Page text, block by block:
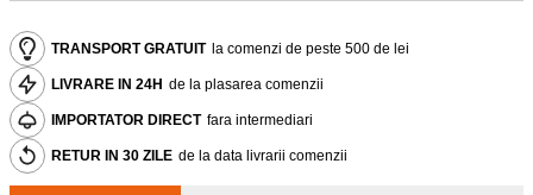
TRANSPORT GRATUIT la comenzi de peste 500 de lei
LIVRARE IN 24H de la plasarea comenzii
IMPORTATOR DIRECT fara intermediari
RETUR IN 30 ZILE de la data livrarii comenzii